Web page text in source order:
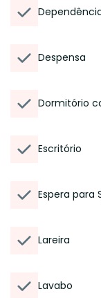
Despensa
Dormitório
Escritório
Espera para
Lareira
Lavabo